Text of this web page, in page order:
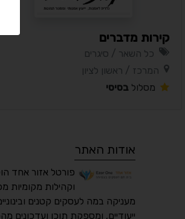
קירות מדברים
כל השאר / סיגרים
המרכז / ראשון לציון
מסלול בסיסי
אודות האתר
פורטל אזור אחד
וקהילות מקומיות
מעניקה במה לעסקים קטנים
ייעודיים, ומספקת תוכן ועדכונים